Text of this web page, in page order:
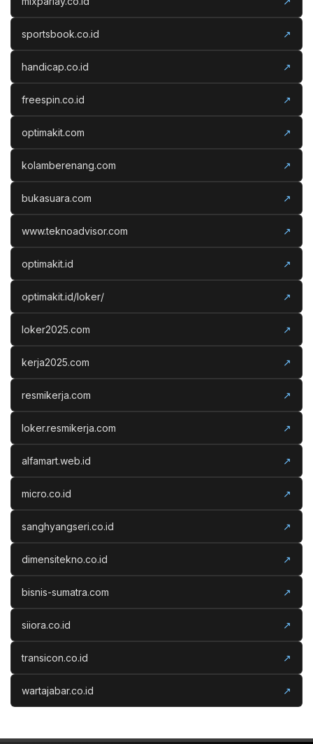
sportsbook.co.id ↗
handicap.co.id ↗
freespin.co.id ↗
optimakit.com ↗
kolamberenang.com ↗
bukasuara.com ↗
www.teknoadvisor.com ↗
optimakit.id ↗
optimakit.id/loker/ ↗
loker2025.com ↗
kerja2025.com ↗
resmikerja.com ↗
loker.resmikerja.com ↗
alfamart.web.id ↗
micro.co.id ↗
sanghyangseri.co.id ↗
dimensitekno.co.id ↗
bisnis-sumatra.com ↗
siiora.co.id ↗
transicon.co.id ↗
wartajabar.co.id ↗